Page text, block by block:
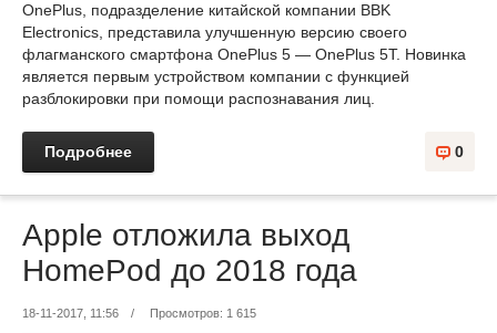
OnePlus, подразделение китайской компании BBK
Electronics, представила улучшенную версию своего
флагманского смартфона OnePlus 5 — OnePlus 5T. Новинка
является первым устройством компании с функцией
разблокировки при помощи распознавания лиц.
Подробнее 0
Apple отложила выход
HomePod до 2018 года
18-11-2017, 11:56 / Просмотров: 1 615